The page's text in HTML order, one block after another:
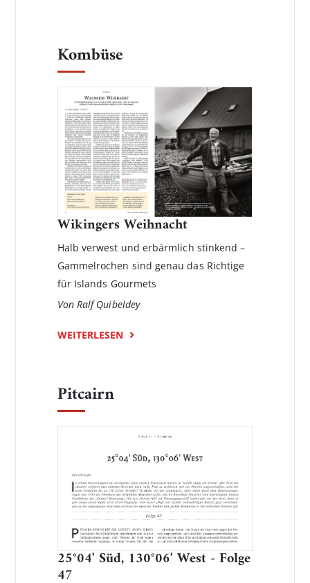
Kombüse
Wikingers Weihnacht
Halb verwest und erbärmlich stinkend –
Gammelrochen sind genau das Richtige
für Islands Gourmets
Von Ralf Quibeldey
WEITERLESEN
Pitcairn
25°04' Süd, 130°06' West - Folge
47